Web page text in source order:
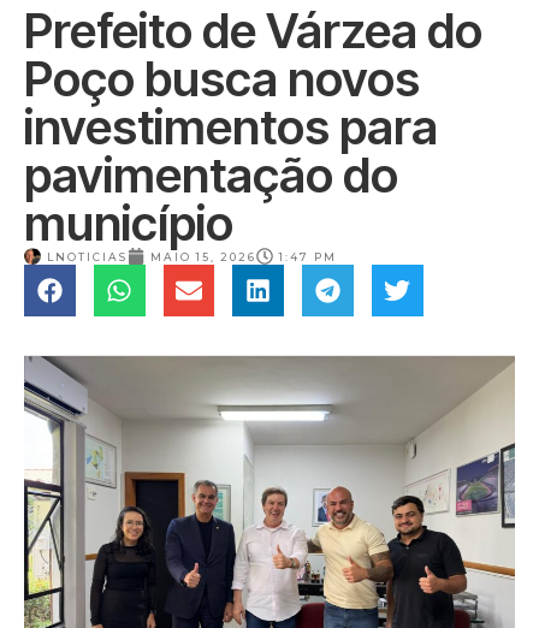
Prefeito de Várzea do
Poço busca novos
investimentos para
pavimentação do
município
LNOTICIAS MAIO 15, 2026 1:47 PM